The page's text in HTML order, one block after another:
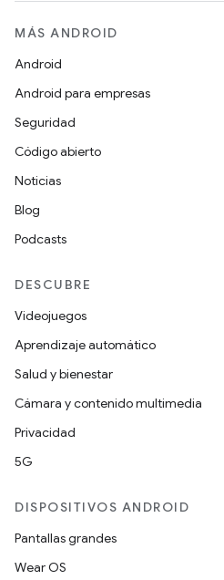
MÁS ANDROID
Android
Android para empresas
Seguridad
Código abierto
Noticias
Blog
Podcasts
DESCUBRE
Videojuegos
Aprendizaje automático
Salud y bienestar
Cámara y contenido multimedia
Privacidad
5G
DISPOSITIVOS ANDROID
Pantallas grandes
Wear OS